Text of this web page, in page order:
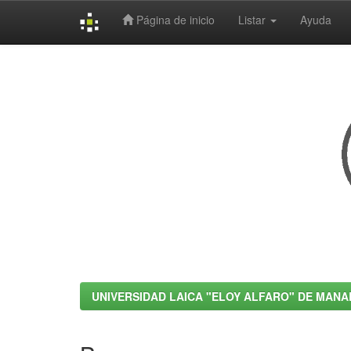
Página de inicio Listar Ayuda
UNIVERSIDAD LAICA "ELOY ALFARO" DE